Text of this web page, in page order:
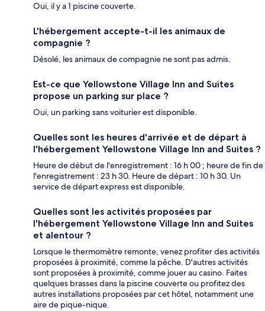
Oui, il y a 1 piscine couverte.
L'hébergement accepte-t-il les animaux de
compagnie ?
Désolé, les animaux de compagnie ne sont pas admis.
Est-ce que Yellowstone Village Inn and Suites
propose un parking sur place ?
Oui, un parking sans voiturier est disponible.
Quelles sont les heures d'arrivée et de départ à
l'hébergement Yellowstone Village Inn and Suites ?
Heure de début de l'enregistrement : 16 h 00 ; heure de fin de
l'enregistrement : 23 h 30. Heure de départ : 10 h 30. Un
service de départ express est disponible.
Quelles sont les activités proposées par
l'hébergement Yellowstone Village Inn and Suites
et alentour ?
Lorsque le thermomètre remonte, venez profiter des activités
proposées à proximité, comme la pêche. D'autres activités
sont proposées à proximité, comme jouer au casino. Faites
quelques brasses dans la piscine couverte ou profitez des
autres installations proposées par cet hôtel, notamment une
aire de pique-nique.